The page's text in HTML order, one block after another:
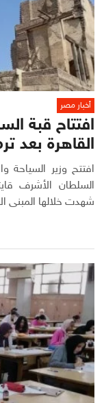
أخبار مصر
افتتاح قبة
القاهرة بعد
افتتح وزير السياحة
السلطان الأشرف
شهدت خلالها المبنى